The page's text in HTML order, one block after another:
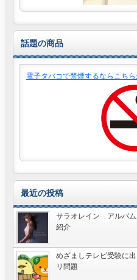
話題の商品
電子タバコで禁煙するならこち
最近の投稿
サラオレイン アルバ
紹介
めざましテレビ受験に
リ問題